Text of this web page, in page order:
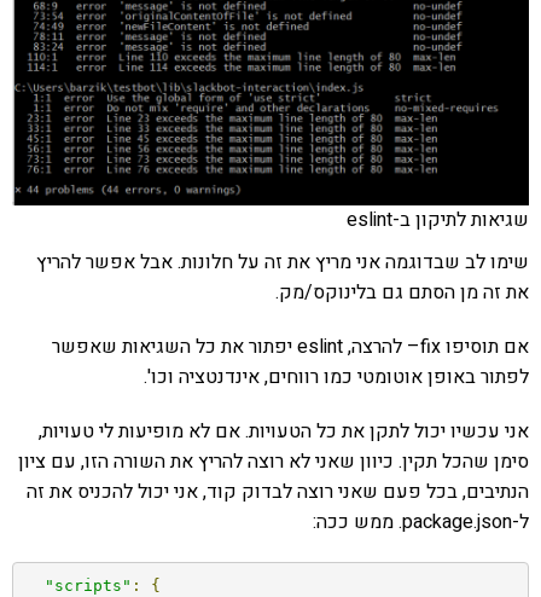
שגיאות לתיקון ב-eslint
שימו לב שבדוגמה אני מריץ את זה על חלונות. אבל אפשר להריץ
את זה מן הסתם גם בלינוקס/מק.
אם תוסיפו fix– להרצה, eslint יפתור את כל השגיאות שאפשר
לפתור באופן אוטומטי כמו רווחים, אינדנטציה וכו'.
אני עכשיו יכול לתקן את כל הטעויות. אם לא מופיעות לי טעויות,
סימן שהכל תקין. כיוון שאני לא רוצה להריץ את השורה הזו, עם ציון
הנתיבים, בכל פעם שאני רוצה לבדוק קוד, אני יכול להכניס את זה
ל-package.json. ממש ככה:
"scripts" : {